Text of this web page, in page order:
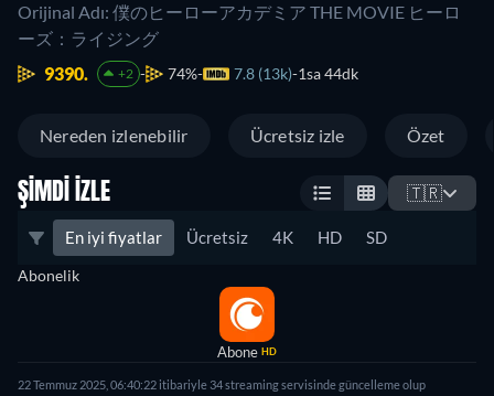
Orijinal Adı: 僕のヒーローアカデミア THE MOVIE ヒーロ
ーズ：ライジング
9390.
+2 74% 7.8 (13k) 1sa 44dk
Nereden izlenebilir Ücretsiz izle Özet
ŞIMDI İZLE 🇹🇷
En iyi fiyatlar Ücretsiz 4K HD SD
Abonelik
Abone HD
22 Temmuz 2025 06:40:22 itibariyle 34streaming servisinde güncelleme olup